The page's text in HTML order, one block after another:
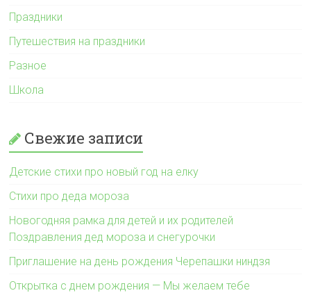
Праздники
Путешествия на праздники
Разное
Школа
Свежие записи
Детские стихи про новый год на елку
Стихи про деда мороза
Новогодняя рамка для детей и их родителей
Поздравления дед мороза и снегурочки
Приглашение на день рождения Черепашки ниндзя
Открытка с днем рождения — Мы желаем тебе